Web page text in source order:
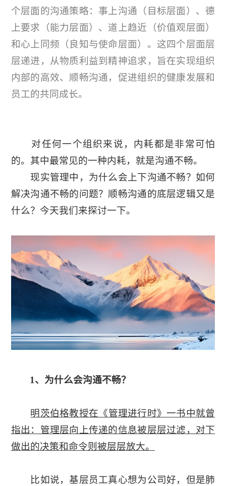
个层面的沟通策略：事上沟通（目标层面）、德
上要求（能力层面）、道上趋近（价值观层面）
和心上同频（良知与使命层面）。这四个层面层
层递进，从物质利益到精神追求，旨在实现组织
内部的高效、顺畅沟通，促进组织的健康发展和
员工的共同成长。
对任何一个组织来说，内耗都是非常可怕
的。其中最常见的一种内耗，就是沟通不畅。
现实管理中，为什么会上下沟通不畅？如何
解决沟通不畅的问题？顺畅沟通的底层逻辑又是
什么？今天我们来探讨一下。
1、为什么会沟通不畅？
明茨伯格教授在《管理进行时》一书中就曾
指出：管理层向上传递的信息被层层过滤，对下
做出的决策和命令则被层层放大。
比如说，基层员工真心想为公司好，但是肺